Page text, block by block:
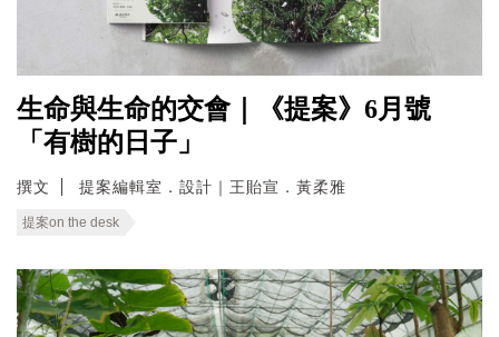
生命與生命的交會｜《提案》6月號
「有樹的日子」
撰文 提案編輯室．設計｜王貽宣．黃柔雅
提案on the desk